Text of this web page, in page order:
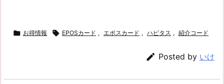
 お得情報  EPOSカード , エポスカード , ハピタス , 紹介コード
 Posted by いけ